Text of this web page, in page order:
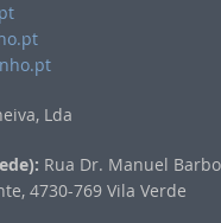
Lda
Rua Dr. Manuel
4730-769 Vila Verde